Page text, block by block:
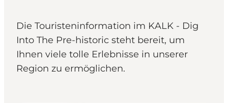
Erlebnisse
Unterkünfte
Reiseplanung
Die Touristeninformation im KALK - Dig
Into The Pre-historic steht bereit, um
Ihnen viele tolle Erlebnisse in unserer
Region zu ermöglichen.